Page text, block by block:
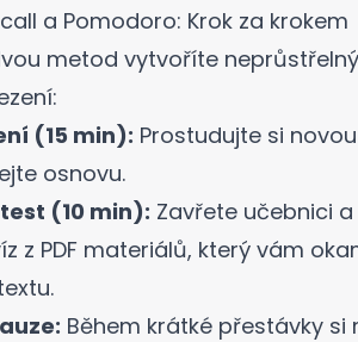
a Pomodoro: Krok za krokem
metod vytvoříte
(15 min): Prostudujte si
osnovu.
(10 min): Zavřete učebnici
z PDF materiálů, který vám
Během krátké přestávky